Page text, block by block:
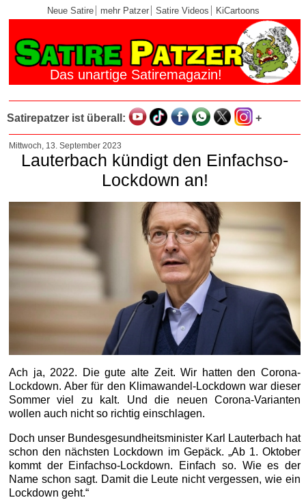
Neue Satire mehr Patzer Satire Videos KiCartoons
Das unartige Satiremagazin!
Satirepatzer ist überall: +
Mittwoch, 13. September 2023
Lauterbach kündigt den Einfachso-
Lockdown an!
Ach ja, 2022. Die gute alte Zeit. Wir hatten den Corona-
Lockdown. Aber für den Klimawandel-Lockdown war dieser
Sommer viel zu kalt. Und die neuen Corona-Varianten
wollen auch nicht so richtig einschlagen.
Doch unser Bundesgesundheitsminister Karl Lauterbach hat
schon den nächsten Lockdown im Gepäck. „Ab 1. Oktober
kommt der Einfachso-Lockdown. Einfach so. Wie es der
Name schon sagt. Damit die Leute nicht vergessen, wie ein
Lockdown geht.“